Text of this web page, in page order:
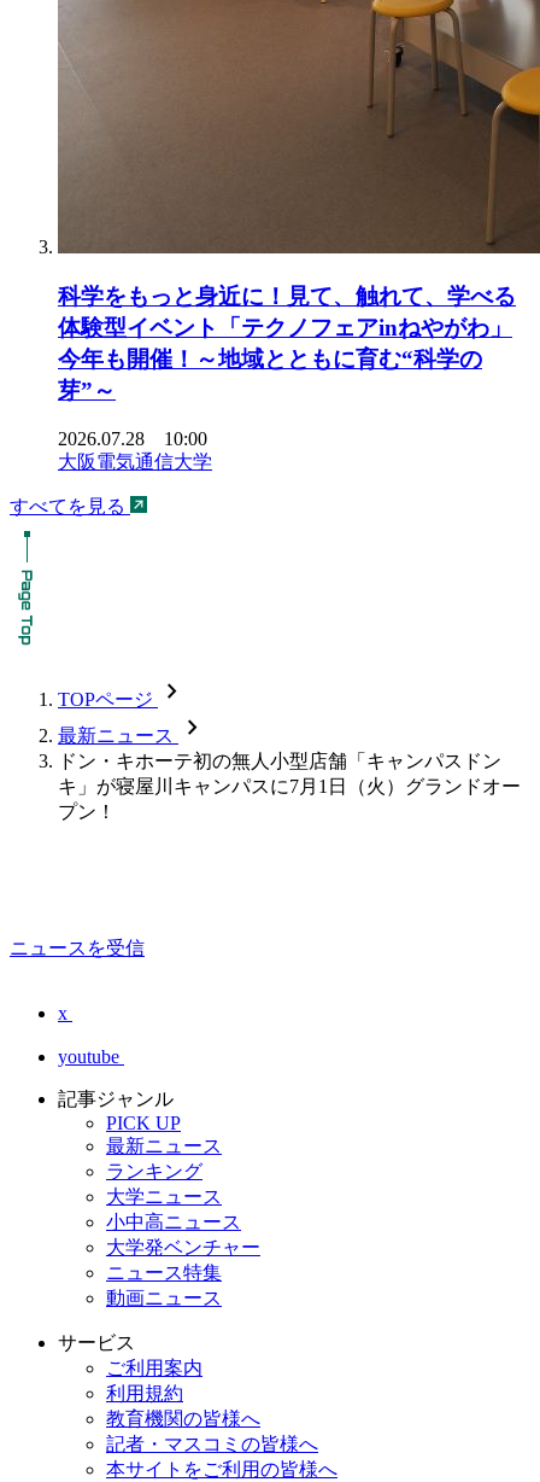
科学をもっと身近に！見て、触れて、学べる
体験型イベント「テクノフェアinねやがわ」
今年も開催！～地域とともに育む“科学の
芽”～
2026.07.28 10:00
大阪電気通信大学
すべてを見る
TOPページ chevron_forward
最新ニュース chevron_forward
ドン・キホーテ初の無人小型店舗「キャンパスドン
キ」が寝屋川キャンパスに7月1日（火）グランドオー
プン！
ニュースを受信
x
youtube
記事ジャンル
PICK UP
最新ニュース
ランキング
大学ニュース
小中高ニュース
大学発ベンチャー
ニュース特集
動画ニュース
サービス
ご利用案内
利用規約
教育機関の皆様へ
記者・マスコミの皆様へ
本サイトをご利用の皆様へ